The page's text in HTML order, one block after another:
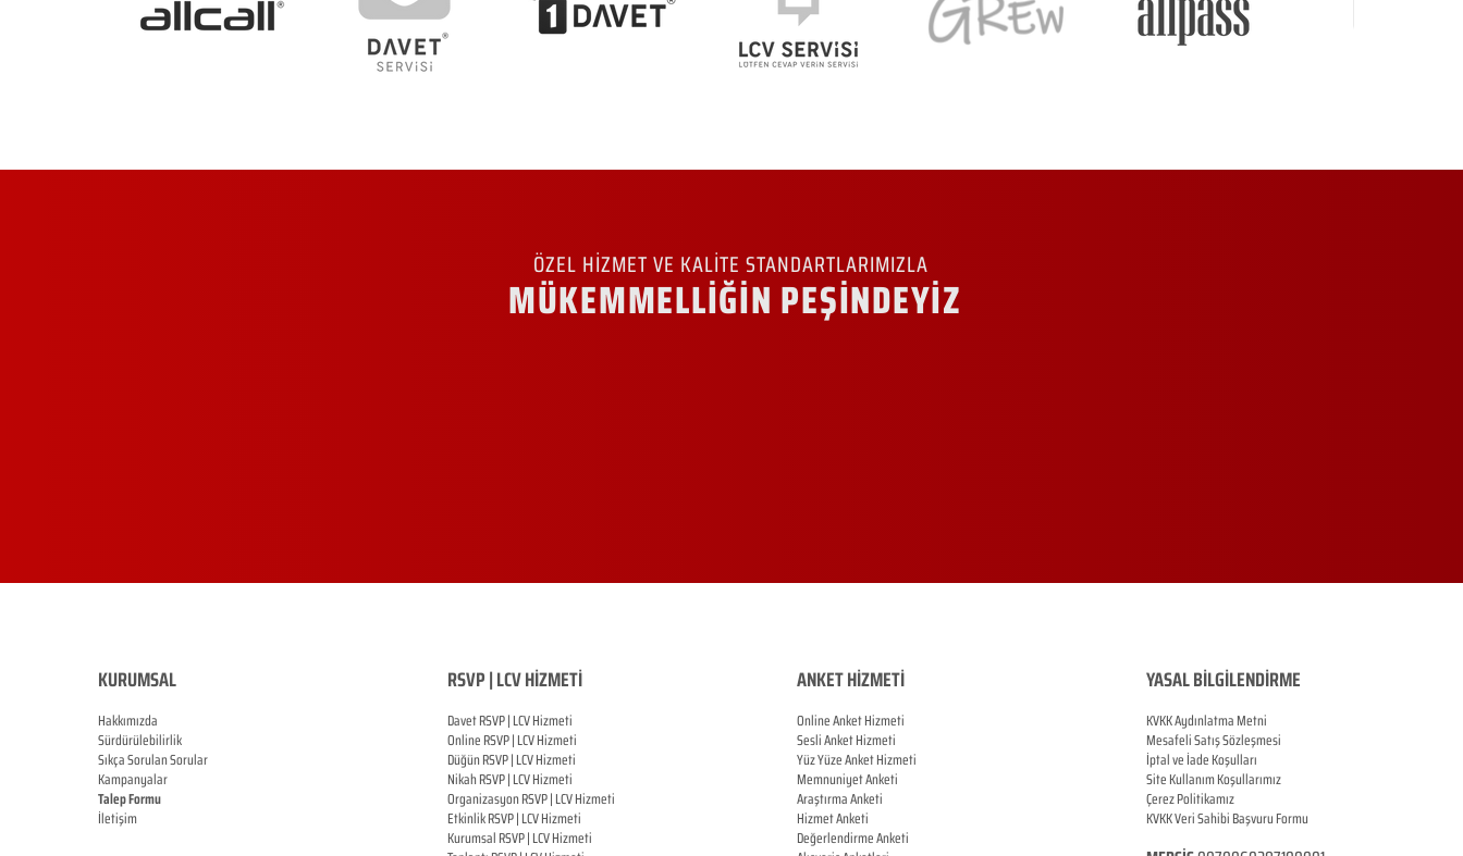
ÖZEL HİZMET VE KALİTE STANDARTLARIMIZLA
MÜKEMMELLİĞİN PEŞİNDEYİZ
KURUMSAL
Hakkımızda
Sürdürülebilirlik
Sıkça Sorulan Sorular
Kampanyalar
Talep Formu
İletişim
RSVP | LCV HİZMETİ
Davet RSVP | LCV Hizmeti
OnlineRSVP |LCV Hizmeti
DüğünRSVP |LCV Hizmeti
NikahRSVP |LCV Hizmeti
OrganizasyonRSVP |LCV Hizmeti
EtkinlikRSVP |LCV Hizmeti
KurumsalRSVP |LCV Hizmeti
ANKET HİZMETİ
Online Anket Hizmeti
Sesli Anket Hizmeti
Yüz Yüze Anket Hizmeti
Memnuniyet Anketi
Araştırma Anketi
Hizmet Anketi
Değerlendirme Anketi
YASAL BİLGİLENDİRME
KVKK Aydınlatma Metni
Mesafeli Satış Sözleşmesi
İptal ve İade Koşulları
Site Kullanım Koşullarımız
Çerez Politikamız
KVKK Veri Sahibi Başvuru Formu